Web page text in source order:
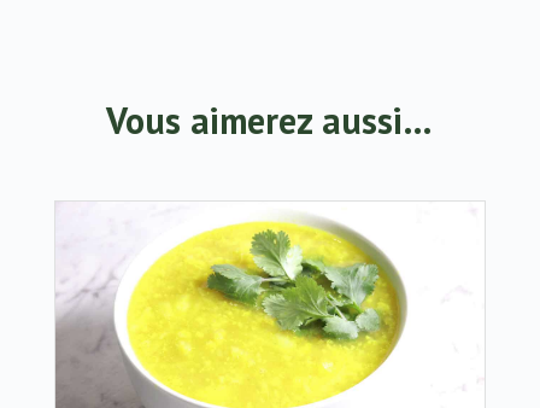
Vous aimerez aussi…